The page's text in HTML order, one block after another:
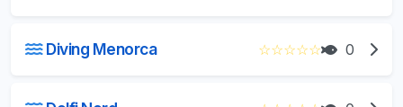
Diving Menorca ☆☆☆☆☆ 0